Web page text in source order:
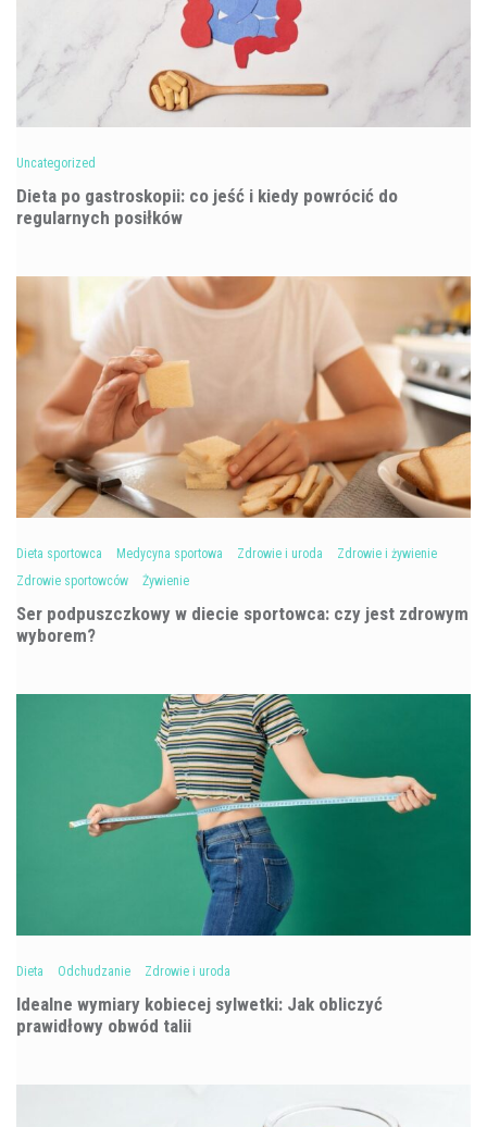
Uncategorized
Dieta po gastroskopii: co jeść i kiedy powrócić do
regularnych posiłków
Dieta sportowca Medycyna sportowa Zdrowie i uroda
Zdrowie i żywienie
Zdrowie sportowców
Żywienie
Ser podpuszczkowy w diecie sportowca: czy jest zdrowym
wyborem?
Dieta Odchudzanie Zdrowie i uroda
Idealne wymiary kobiecej sylwetki: Jak obliczyć
prawidłowy obwód talii